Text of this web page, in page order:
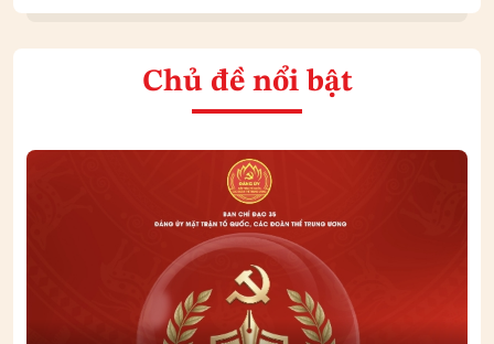
Chủ đề nổi bật